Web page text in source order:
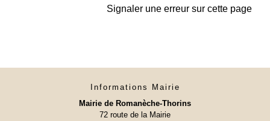
Signaler une erreur sur cette page
Informations Mairie
Mairie de Romanèche-Thorins
72 route de la Mairie